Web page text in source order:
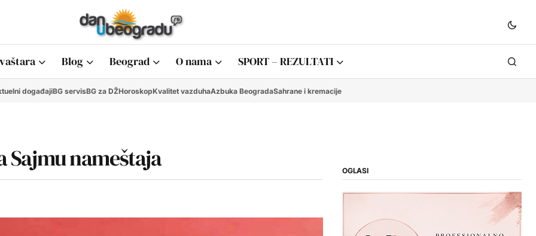
Blog Beograd O nama SPORT – REZULTATI
događajiBG servisBG za DŽHoroskopKvalitet vazduhaAzbuka BeogradaSahrane i kremacije
Sajmu nameštaja OGLASI